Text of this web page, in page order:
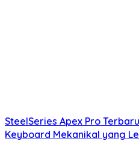
SteelSeries Apex Pro
Keyboard Mekanikal yang